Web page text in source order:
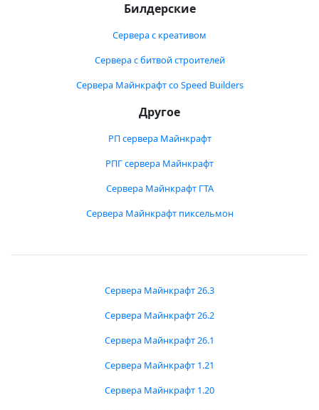
Билдерские
Сервера с креативом
Сервера с битвой строителей
Сервера Майнкрафт со Speed Builders
Другое
РП сервера Майнкрафт
РПГ сервера Майнкрафт
Сервера Майнкрафт ГТА
Сервера Майнкрафт пиксельмон
Сервера Майнкрафт 26.3
Сервера Майнкрафт 26.2
Сервера Майнкрафт 26.1
Сервера Майнкрафт 1.21
Сервера Майнкрафт 1.20